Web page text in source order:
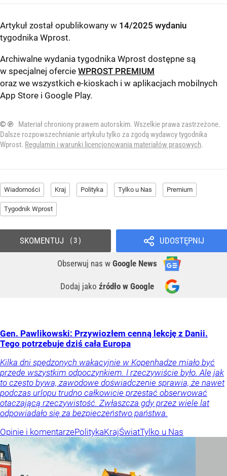
Artykuł został opublikowany w 14/2025 wydaniu
tygodnika Wprost.
Archiwalne wydania tygodnika Wprost dostępne są
w specjalnej ofercie WPROST PREMIUM
oraz we wszystkich e-kioskach i w aplikacjach mobilnych
App Store i Google Play.
© ℗
Materiał chroniony prawem autorskim. Wszelkie prawa zastrzeżone.
Dalsze rozpowszechnianie artykułu tylko za zgodą wydawcy tygodnika
Wprost. Regulamin i warunki licencjonowania materiałów prasowych.
Wiadomości Kraj Polityka Tylko u Nas Premium
Tygodnik Wprost
UDOSTĘPNIJ
Obserwuj nas w Google News
Dodaj jako źródło w Google
SKOMENTUJ 3
Gen. Pawlikowski: Przywiozłem cenną lekcję z Danii.
Tego potrzebuje dziś cała Europa
Kilka dni spędzonych wakacyjnie w Kopenhadze miało być
przede wszystkim odpoczynkiem. I rzeczywiście było. Ale jak
to często bywa, zawodowe doświadczenie sprawia, że nawet
podczas urlopu trudno całkowicie przestać obserwować
otaczającą rzeczywistość. Zwłaszcza gdy przez wiele lat
odpowiadało się za bezpieczeństwo państwa.
Opinie i komentarzePolitykaKrajŚwiatTylko u Nas